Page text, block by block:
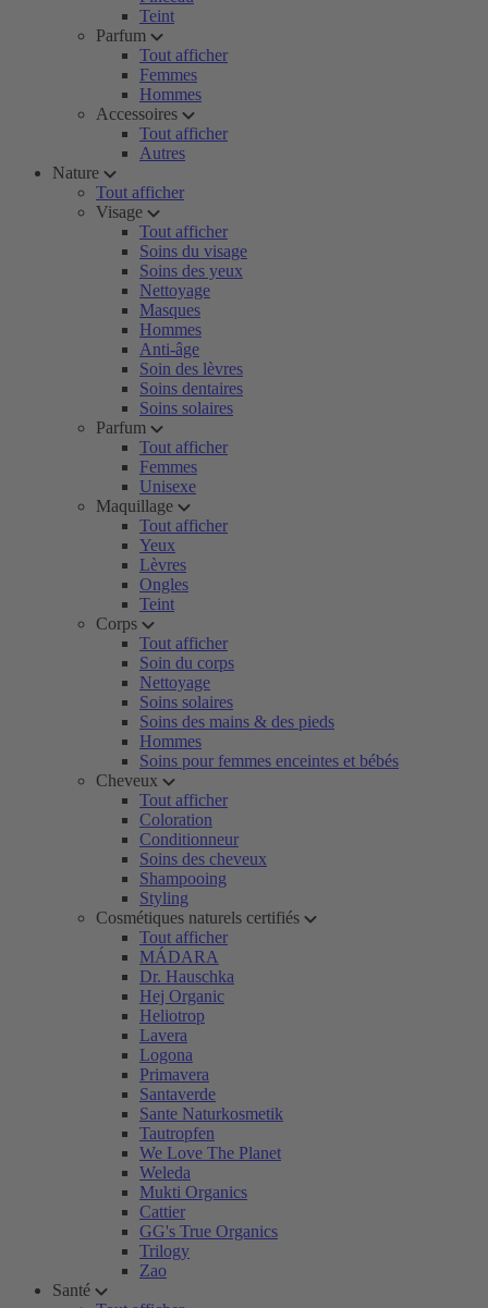
Teint
Parfum
Tout afficher
Femmes
Hommes
Accessoires
Tout afficher
Autres
Nature
Tout afficher
Visage
Tout afficher
Soins du visage
Soins des yeux
Nettoyage
Masques
Hommes
Anti-âge
Soin des lèvres
Soins dentaires
Soins solaires
Parfum
Tout afficher
Femmes
Unisexe
Maquillage
Tout afficher
Yeux
Lèvres
Ongles
Teint
Corps
Tout afficher
Soin du corps
Nettoyage
Soins solaires
Soins des mains & des pieds
Hommes
Soins pour femmes enceintes et bébés
Cheveux
Tout afficher
Coloration
Conditionneur
Soins des cheveux
Shampooing
Styling
Cosmétiques naturels certifiés
Tout afficher
MÁDARA
Dr. Hauschka
Hej Organic
Heliotrop
Lavera
Logona
Primavera
Santaverde
Sante Naturkosmetik
Tautropfen
We Love The Planet
Weleda
Mukti Organics
Cattier
GG's True Organics
Trilogy
Zao
Santé